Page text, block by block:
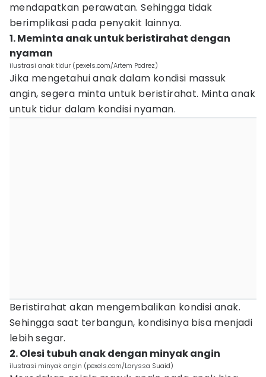
mendapatkan perawatan. Sehingga tidak
berimplikasi pada penyakit lainnya.
1. Meminta anak untuk beristirahat dengan
nyaman
ilustrasi anak tidur (pexels.com/Artem Podrez)
Jika mengetahui anak dalam kondisi massuk
angin, segera minta untuk beristirahat. Minta anak
untuk tidur dalam kondisi nyaman.
Beristirahat akan mengembalikan kondisi anak.
Sehingga saat terbangun, kondisinya bisa menjadi
lebih segar.
2. Olesi tubuh anak dengan minyak angin
ilustrasi minyak angin (pexels.com/Laryssa Suaid)